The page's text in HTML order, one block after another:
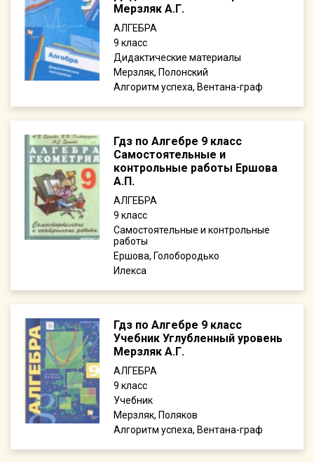
Мерзляк А.Г.
АЛГЕБРА
9
Дидактические материалы
Мерзляк, Полонский
Алгоритм успеха, Вентана-граф
Гдз по Алгебре 9 класс
Самостоятельные и
контрольные работы Ершова
А.П.
АЛГЕБРА
9
Самостоятельные и контрольные
работы
Ершова, Голобородько
Илекса
Гдз по Алгебре 9 класс
Учебник Углубленный уровень
Мерзляк А.Г.
АЛГЕБРА
9
Учебник
Мерзляк, Поляков
Алгоритм успеха, Вентана-граф